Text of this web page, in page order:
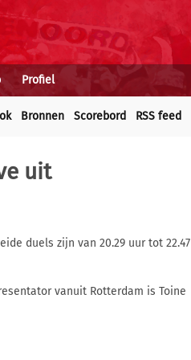
Profiel
Bronnen Scorebord RSS feed
uit
duels zijn van 20.29 uur tot 22.47
vanuit Rotterdam is Toine